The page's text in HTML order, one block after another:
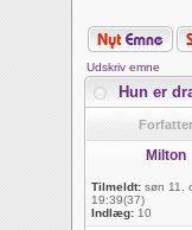
Udskriv emne
Hun er
Forfatter
Milton
Tilmeldt: søn 11.
19:39(37)
Indlæg: 10